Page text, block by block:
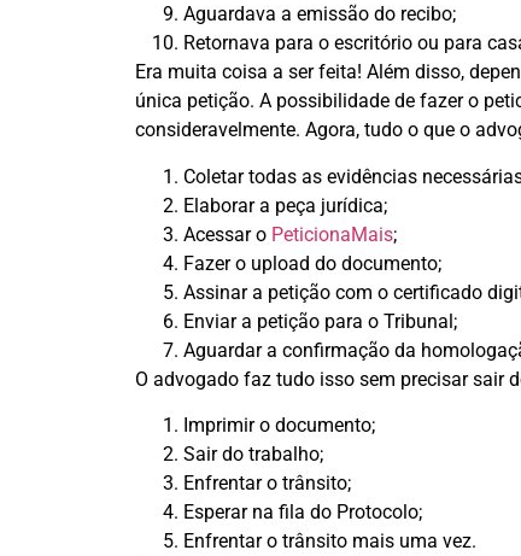
Aguardava a emissão do recibo;
Retornava para o escritório ou para
Era muita coisa a ser feita! Além disso,
única petição. A possibilidade de fazer o
consideravelmente. Agora, tudo o que o
Coletar todas as evidências
Elaborar a peça jurídica;
Acessar o PeticionaMais;
Fazer o upload do documento;
Assinar a petição com o certificado
Enviar a petição para o Tribunal;
Aguardar a confirmação da
O advogado faz tudo isso sem precisar sair
Imprimir o documento;
Sair do trabalho;
Enfrentar o trânsito;
Esperar na fila do Protocolo;
Enfrentar o trânsito mais uma vez.